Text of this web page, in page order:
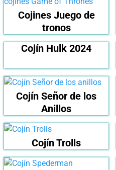
Cojines Juego de
tronos
Cojín Hulk 2024
Cojín Señor de los
Anillos
Cojín Trolls